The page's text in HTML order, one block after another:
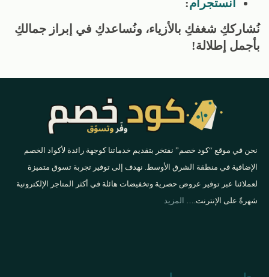
انستجرام:
نُشارككِ شغفكِ بالأزياء، ونُساعدكِ في إبراز جمالكِ
بأجمل إطلالة!
نحن في موقع “كود خصم” نفتخر بتقديم خدماتنا كوجهة رائدة لأكواد الخصم
الإضافية في منطقة الشرق الأوسط. نهدف إلى توفير تجربة تسوق متميزة
لعملائنا عبر توفير عروض حصرية وتخفيضات هائلة في أكثر المتاجر الإلكترونية
شهرةً على الإنترنت.…
المزيد